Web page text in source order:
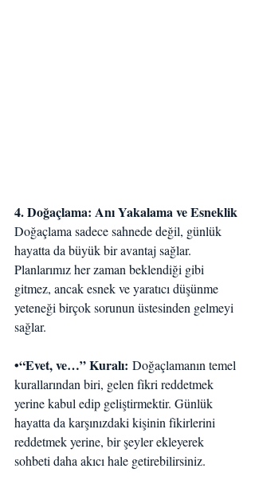
4. Doğaçlama: Anı Yakalama ve Esneklik
Doğaçlama sadece sahnede değil, günlük
hayatta da büyük bir avantaj sağlar.
Planlarımız her zaman beklendiği gibi
gitmez, ancak esnek ve yaratıcı düşünme
yeteneği birçok sorunun üstesinden gelmeyi
sağlar.
•“Evet, ve…” Kuralı: Doğaçlamanın temel
kurallarından biri, gelen fikri reddetmek
yerine kabul edip geliştirmektir. Günlük
hayatta da karşınızdaki kişinin fikirlerini
reddetmek yerine, bir şeyler ekleyerek
sohbeti daha akıcı hale getirebilirsiniz.